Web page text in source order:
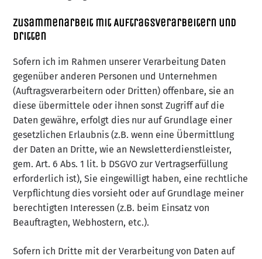
Zusammenarbeit mit Auftragsverarbeitern und
Dritten
Sofern ich im Rahmen unserer Verarbeitung Daten
gegenüber anderen Personen und Unternehmen
(Auftragsverarbeitern oder Dritten) offenbare, sie an
diese übermittele oder ihnen sonst Zugriff auf die
Daten gewähre, erfolgt dies nur auf Grundlage einer
gesetzlichen Erlaubnis (z.B. wenn eine Übermittlung
der Daten an Dritte, wie an Newsletterdienstleister,
gem. Art. 6 Abs. 1 lit. b DSGVO zur Vertragserfüllung
erforderlich ist), Sie eingewilligt haben, eine rechtliche
Verpflichtung dies vorsieht oder auf Grundlage meiner
berechtigten Interessen (z.B. beim Einsatz von
Beauftragten, Webhostern, etc.).
Sofern ich Dritte mit der Verarbeitung von Daten auf